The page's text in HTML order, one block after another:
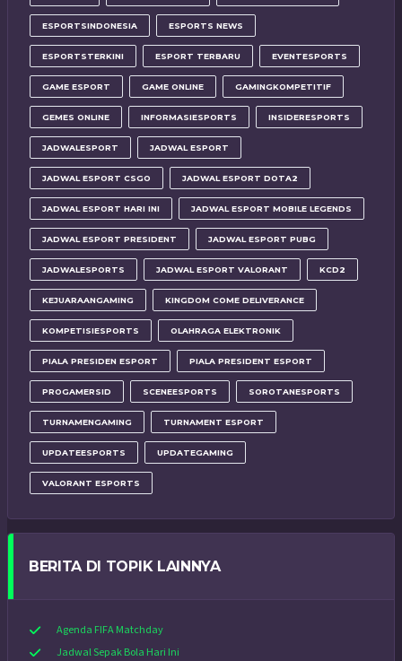
ESPORTSINDONESIA ESPORTS NEWS
ESPORTSTERKINI ESPORT TERBARU EVENTESPORTS
GAME ESPORT GAME ONLINE GAMINGKOMPETITIF
GEMES ONLINE INFORMASIESPORTS INSIDERESPORTS
JADWALESPORT JADWAL ESPORT
JADWAL ESPORT CSGO JADWAL ESPORT DOTA2
JADWAL ESPORT HARI INI JADWAL ESPORT MOBILE LEGENDS
JADWAL ESPORT PRESIDENT JADWAL ESPORT PUBG
JADWALESPORTS JADWAL ESPORT VALORANT KCD2
KEJUARAANGAMING KINGDOM COME DELIVERANCE
KOMPETISIESPORTS OLAHRAGA ELEKTRONIK
PIALA PRESIDEN ESPORT PIALA PRESIDENT ESPORT
PROGAMERSID SCENEESPORTS SOROTANESPORTS
TURNAMENGAMING TURNAMENT ESPORT
UPDATEESPORTS UPDATEGAMING
VALORANT ESPORTS
BERITA DI TOPIK LAINNYA
Agenda FIFA Matchday
Jadwal Sepak Bola Hari Ini